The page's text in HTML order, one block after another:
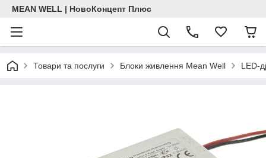
MEAN WELL | НовоКонцепт Плюс
Товари та послуги Блоки живлення Mean Well LED-